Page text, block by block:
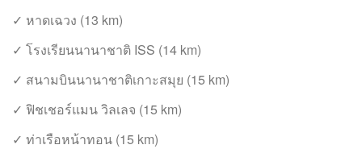
✓ หาดเฉวง (13 km)
✓ โรงเรียนนานาชาติ ISS (14 km)
✓ สนามบินนานาชาติเกาะสมุย (15 km)
✓ ฟิชเชอร์แมน วิลเลจ (15 km)
✓ ท่าเรือหน้าทอน (15 km)